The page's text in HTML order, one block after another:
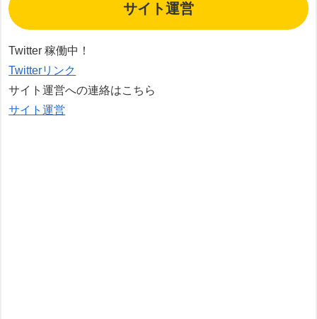
サイト運営
Twitter 稼働中！
Twitterリンク
サイト運営への連絡はこちら
サイト運営